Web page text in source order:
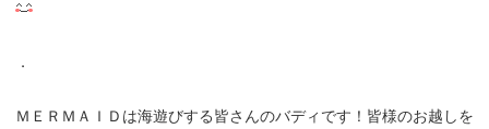
．
ＭＥＲＭＡＩＤは海遊びする皆さんのバディです！皆様のお越しを